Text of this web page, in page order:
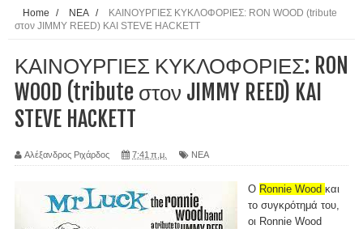
Home / ΝΕΑ /
ΚΑΙΝΟΥΡΓΙΕΣ ΚΥΚΛΟΦΟΡΙΕΣ: RON WOOD (tribute
στον JIMMY REED) KAI STEVE HACKETT
ΚΑΙΝΟΥΡΓΙΕΣ ΚΥΚΛΟΦΟΡΙΕΣ: RON
WOOD (tribute στον JIMMY REED) KAI
STEVE HACKETT
Αλέξανδρος Ριχάρδος 7:41 π.μ. ΝΕΑ
O Ronnie Wood και
το συγκρότημά του,
οι Ronnie Wood